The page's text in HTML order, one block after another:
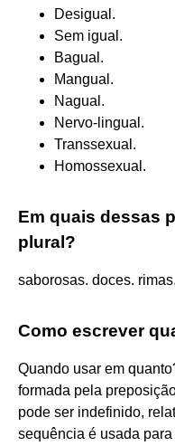
Desigual.
Sem igual.
Bagual.
Mangual.
Nagual.
Nervo-lingual.
Transsexual.
Homossexual.
Em quais dessas
plural?
saborosas. doces. rimas.
Como escrever
Quando usar em
formada pela
pode ser indefinido,
sequência é usada